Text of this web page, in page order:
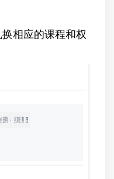
相应的课程和权